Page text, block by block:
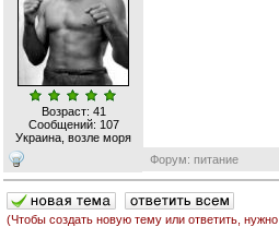
Возраст: 41
Сообщений: 107
Украина, возле моря
Форум: питание
(Чтобы создать новую тему или ответить, нужно